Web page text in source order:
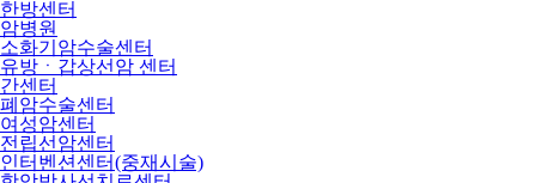
한방센터
암병원
소화기암수술센터
유방ㆍ갑상선암 센터
간센터
폐암수술센터
여성암센터
전립선암센터
인터벤션센터(중재시술)